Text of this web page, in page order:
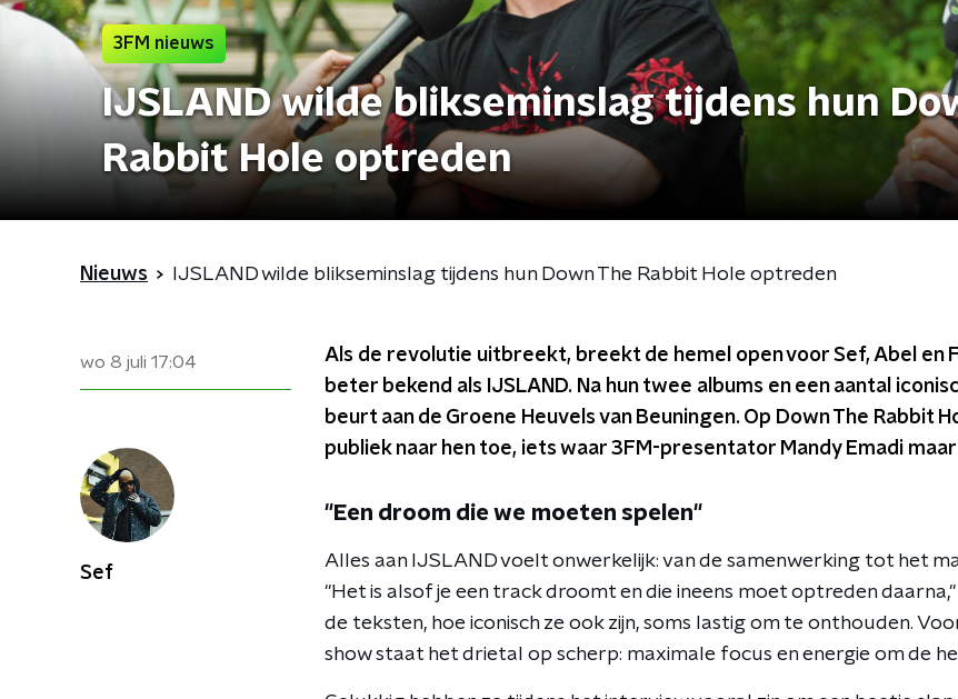
3FM nieuws
IJSLAND wilde blikseminslag tijdens hun
Rabbit Hole optreden
Nieuws IJSLAND wilde blikseminslag tijdens hun Down The Rabbit Hole optreden
wo 8 juli 17:04
Als de revolutie uitbreekt, breekt de hemel open voor Sef, Abel en
beter bekend als IJSLAND. Na hun twee albums en een aantal
beurt aan de Groene Heuvels van Beuningen. Op Down The Rabbit
publiek naar hen toe, iets waar 3FM-presentator Mandy Emadi
"Een droom die we moeten spelen"
Alles aan IJSLAND voelt onwerkelijk: van de samenwerking tot het
"Het is alsof je een track droomt en die ineens moet optreden
de teksten, hoe iconisch ze ook zijn, soms lastig om te onthouden.
show staat het drietal op scherp: maximale focus en energie om de
Sef